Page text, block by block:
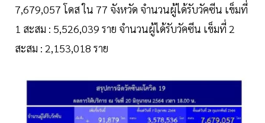
7,679,057 โดส ใน 77 จังหวัด จำนวนผู้ได้รับวัคซีน เข็มที่
1 สะสม : 5,526,039 ราย จำนวนผู้ได้รับวัคซีน เข็มที่ 2
สะสม : 2,153,018 ราย